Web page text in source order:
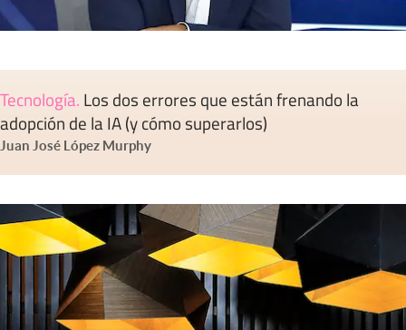
Tecnología. Los dos errores que están frenando la
adopción de la IA (y cómo superarlos)
Juan José López Murphy